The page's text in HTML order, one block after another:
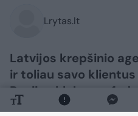
Lrytas.lt
Latvijos krepšinio
ir toliau savo
Rusijos klubus, o
negali padaryti.